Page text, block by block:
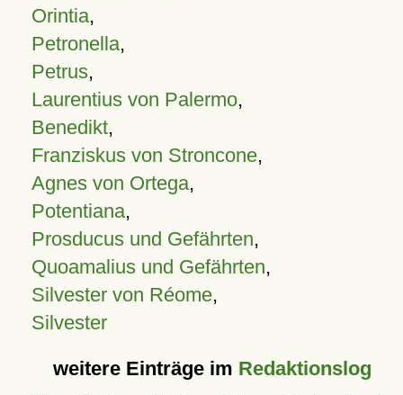
Orintia,
Petronella,
Petrus,
Laurentius von Palermo,
Benedikt,
Franziskus von Stroncone,
Agnes von Ortega,
Potentiana,
Prosducus und Gefährten,
Quoamalius und Gefährten,
Silvester von Réome,
Silvester
weitere Einträge im Redaktionslog